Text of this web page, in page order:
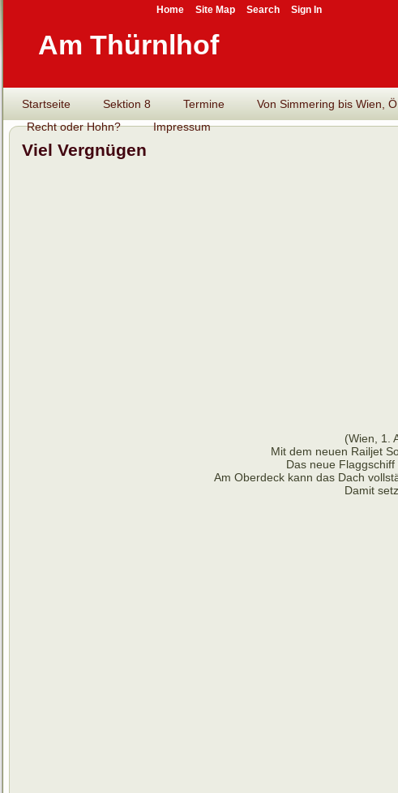
Am Thürnlhof
Startseite Sektion 8 Termine Von Simmering bis Wien, Ö,
Recht oder Hohn?
Impressum
Viel Vergnügen
(Wien, 1.
Mit dem neuen Railjet
Das neue
Am Oberdeck kann das Dach
Damit
Home Site Map Search Sign In